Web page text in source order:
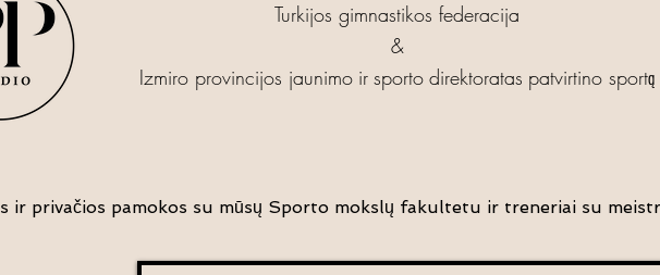
Turkijos gimnastikos federacija
&
Izmiro provincijos jaunimo ir sporto direktoratas patvirtino sportą
ir privačios pamokos su mūsų Sporto mokslų fakultetu ir treneriai su